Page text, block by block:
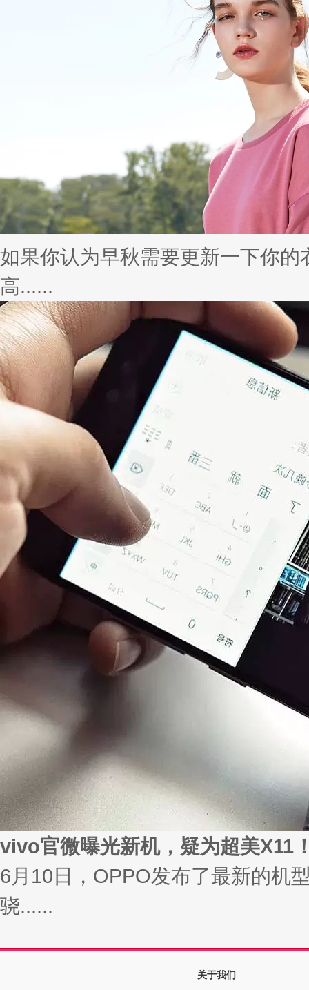
如果你认为早秋需要更新一下你
高......
vivo官微曝光新机，疑为超美X11
6月10日，OPPO发布了最新的机
骁......
关于我们